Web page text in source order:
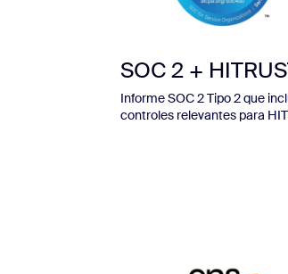
SOC 2 +
Informe SOC 2 Tipo 2 que
controles relevantes para